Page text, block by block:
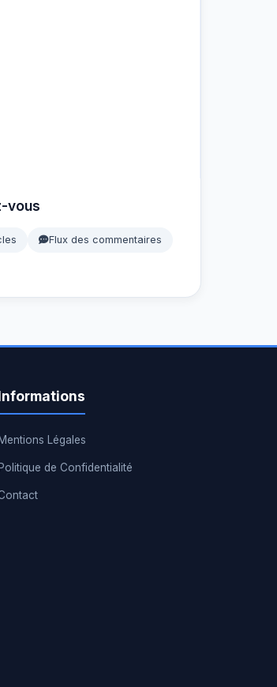
vous
Flux des commentaires
Mentions Légales
Politique de Confidentialité